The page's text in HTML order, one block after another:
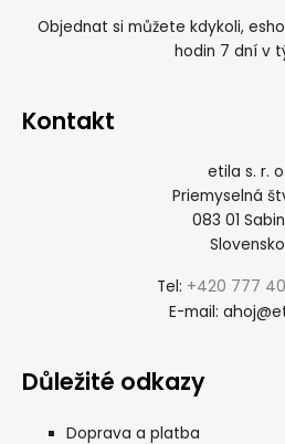
Objednat si můžete kdykoli,
hodin 7 dní v
Kontakt
etila s. r. o.
Priemyselná
083 01
Slovensko
Tel: +420 777
E-mail:
Důležité odkazy
Doprava a platba